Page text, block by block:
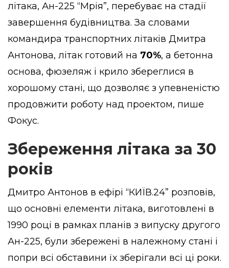
літака, Ан-225 “Мрія”, перебуває на стадії
завершення будівництва. За словами
командира транспортних літаків Дмитра
Антонова, літак готовий на 70%, а бетонна
основа, фюзеляж і крило збереглися в
хорошому стані, що дозволяє з упевненістю
продовжити роботу над проектом, пише
Фокус.
Збереження літака за 30
років
Дмитро Антонов в ефірі “КИЇВ.24” розповів,
що основні елементи літака, виготовлені в
1990 році в рамках планів з випуску другого
Ан-225, були збережені в належному стані і
попри всі обставини їх зберігали всі ці роки.